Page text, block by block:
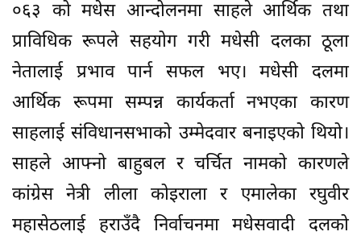
०६३ को मधेस आन्दोलनमा साहले आर्थिक तथा
प्राविधिक रूपले सहयोग गरी मधेसी दलका ठूला
नेतालाई प्रभाव पार्न सफल भए। मधेसी दलमा
आर्थिक रूपमा सम्पन्न कार्यकर्ता नभएका कारण
साहलाई संविधानसभाको उम्मेदवार बनाइएको थियो।
साहले आफ्नो बाहुबल र चर्चित नामको कारणले
कांग्रेस नेत्री लीला कोइराला र एमालेका रघुवीर
महासेठलाई हराउँदै निर्वाचनमा मधेसवादी दलको